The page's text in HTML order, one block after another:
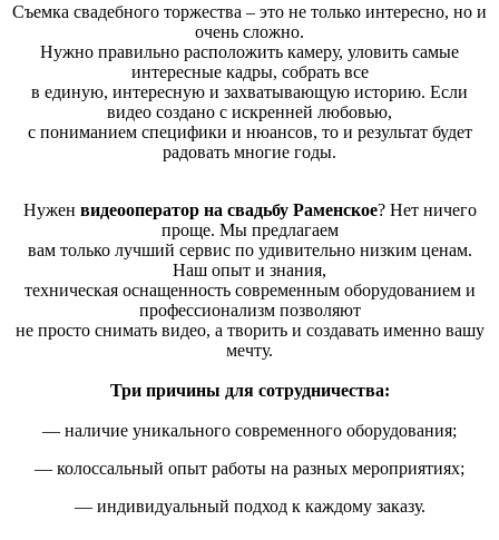
Съемка свадебного торжества – это не только интересно, но и
очень сложно.
Нужно правильно расположить камеру, уловить самые
интересные кадры, собрать все
в единую, интересную и захватывающую историю. Если
видео создано с искренней любовью,
с пониманием специфики и нюансов, то и результат будет
радовать многие годы.
Нужен видеооператор на свадьбу Раменское? Нет ничего
проще. Мы предлагаем
вам только лучший сервис по удивительно низким ценам.
Наш опыт и знания,
техническая оснащенность современным оборудованием и
профессионализм позволяют
не просто снимать видео, а творить и создавать именно вашу
мечту.
Три причины для сотрудничества:
— наличие уникального современного оборудования;
— колоссальный опыт работы на разных мероприятиях;
— индивидуальный подход к каждому заказу.